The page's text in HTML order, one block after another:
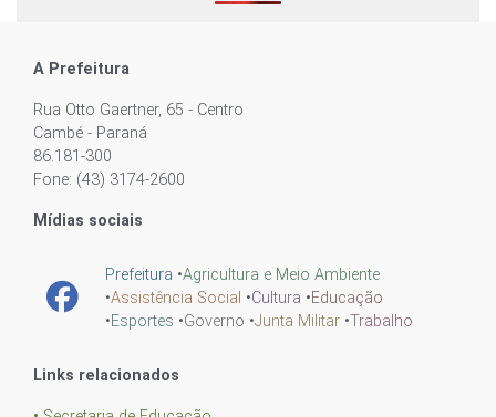
A Prefeitura
Rua Otto Gaertner, 65 - Centro
Cambé - Paraná
86.181-300
Fone: (43) 3174-2600
Mídias sociais
Prefeitura •Agricultura e Meio Ambiente
•Assistência Social •Cultura •Educação
•Esportes •Governo •Junta Militar •Trabalho
Links relacionados